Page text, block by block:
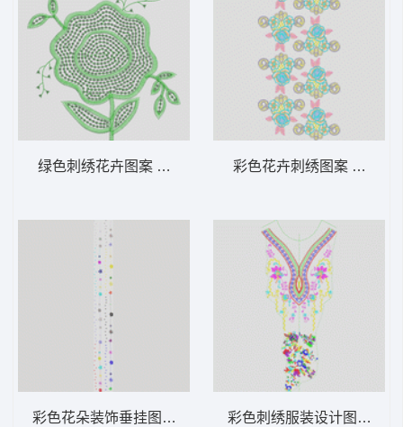
绿色刺绣花卉图案 亮片 珠片花
彩色花朵装饰垂挂图案 窗帘
彩色花卉刺绣图案 水溶肩
彩色刺绣服装设计图 衣领